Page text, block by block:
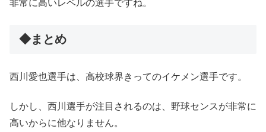
非常に高いレベルの選手ですね。
◆まとめ
西川愛也選手は、高校球界きってのイケメン選手です。
しかし、西川選手が注目されるのは、野球センスが非常に
高いからに他なりません。